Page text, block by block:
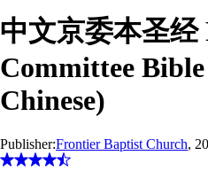
中文京委本圣经
Committee
Chinese)
Publisher:Frontier Baptist Church,